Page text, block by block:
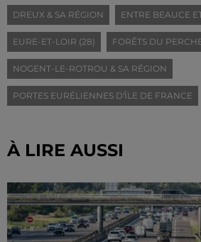
DREUX & SA RÉGION ENTRE BEAUCE
EURE-ET-LOIR (28) FORÊTS DU
NOGENT-LE-ROTROU & SA RÉGION
PORTES EURÉLIENNES D'ÎLE DE FRANCE
À LIRE AUSSI